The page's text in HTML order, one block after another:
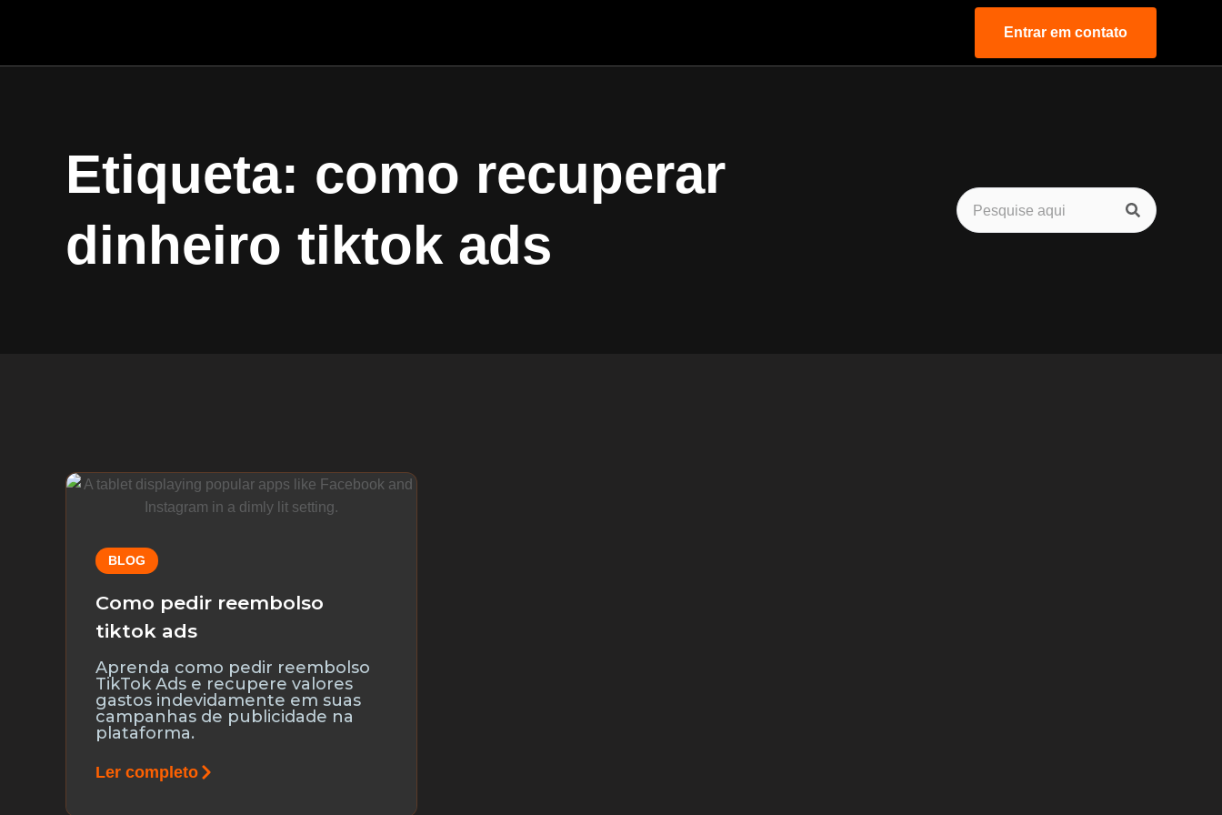
Entrar em contato
Etiqueta: como recuperar
dinheiro tiktok ads
BLOG
Como pedir reembolso
tiktok ads
Aprenda como pedir reembolso
TikTok Ads e recupere valores
gastos indevidamente em suas
campanhas de publicidade na
plataforma.
Ler completo